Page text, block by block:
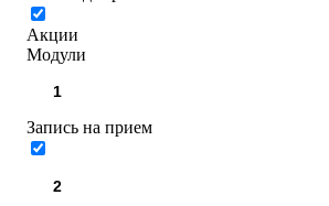
Акции
Модули
Запись на прием